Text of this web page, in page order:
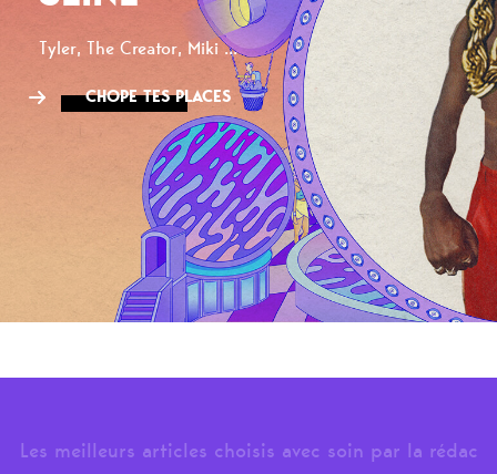
Tyler, The Creator, Miki ...
CHOPE TES PLACES
Les meilleurs articles choisis avec soin par la rédac